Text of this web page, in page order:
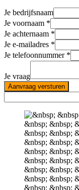
Je bedrijfsnaam
Je voornaam
Je achternaam
Je e-mailadres
Je telefoonnummer
Je vraag
Aanvraag versturen